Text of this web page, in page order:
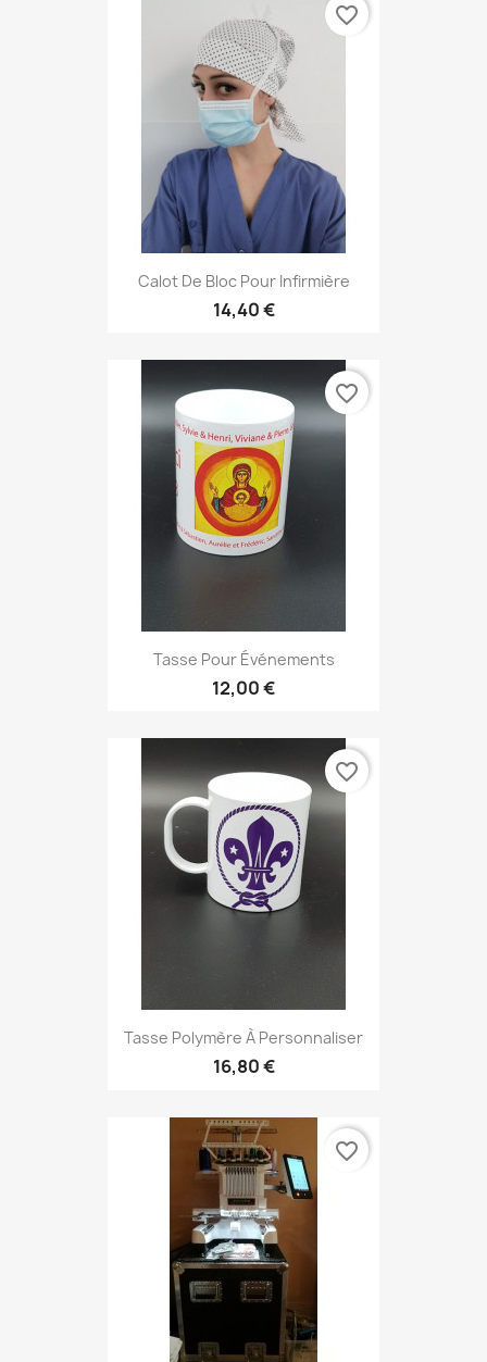
Calot De Bloc Pour Infirmière
14,40 €
favorite_border
Tasse Pour Événements
12,00 €
favorite_border
Tasse Polymère À Personnaliser
16,80 €
favorite_border
favorite_border